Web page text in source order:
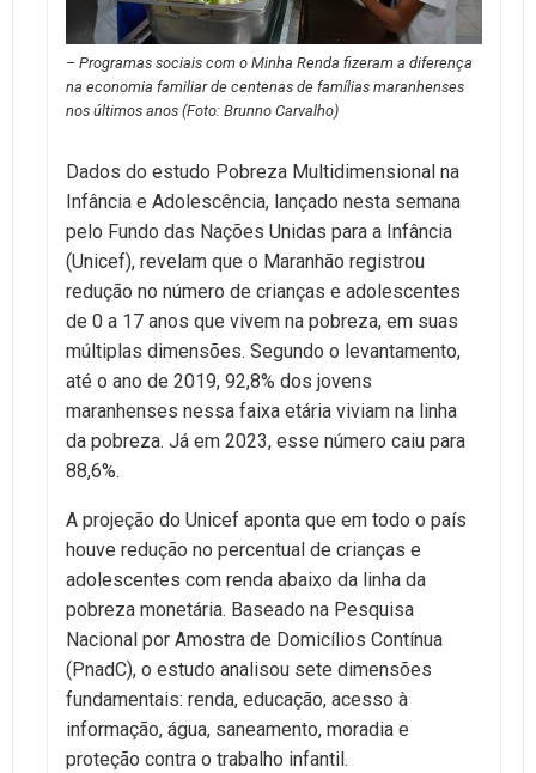
– Programas sociais com o Minha Renda fizeram a diferença
na economia familiar de centenas de famílias maranhenses
nos últimos anos (Foto: Brunno Carvalho)
Dados do estudo Pobreza Multidimensional na
Infância e Adolescência, lançado nesta semana
pelo Fundo das Nações Unidas para a Infância
(Unicef), revelam que o Maranhão registrou
redução no número de crianças e adolescentes
de 0 a 17 anos que vivem na pobreza, em suas
múltiplas dimensões. Segundo o levantamento,
até o ano de 2019, 92,8% dos jovens
maranhenses nessa faixa etária viviam na linha
da pobreza. Já em 2023, esse número caiu para
88,6%.
A projeção do Unicef aponta que em todo o país
houve redução no percentual de crianças e
adolescentes com renda abaixo da linha da
pobreza monetária. Baseado na Pesquisa
Nacional por Amostra de Domicílios Contínua
(PnadC), o estudo analisou sete dimensões
fundamentais: renda, educação, acesso à
informação, água, saneamento, moradia e
proteção contra o trabalho infantil.